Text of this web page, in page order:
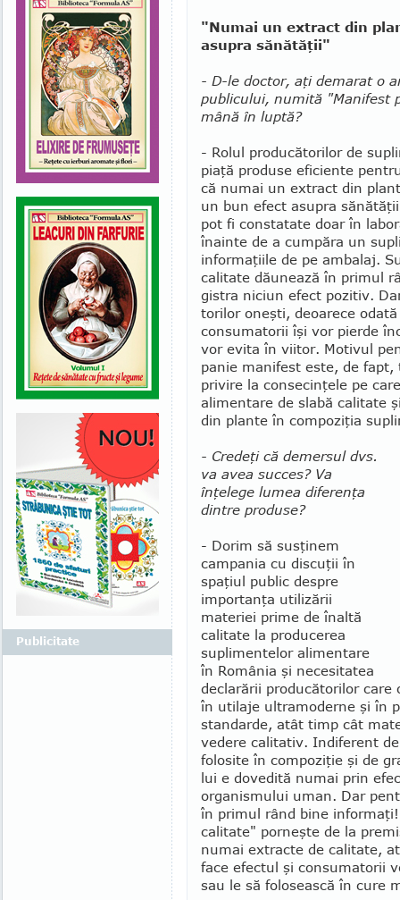
"Numai un extract din
asupra sănătăţii"
- D-le doctor, aţi demarat o
publicului, numită "Manifest
mână în luptă?
- Rolul producătorilor de
piaţă produse eficiente
că numai un extract din
un bun efect asupra
pot fi constatate doar în
înainte de a cumpăra un
informaţiile de pe ambalaj.
calitate dău­nea­ză în pri­mul
gistra niciun efect pozitiv.
torilor oneşti, deoarece
consumatorii îşi vor pierde
vor evita în viitor. Mo­tivul
panie ma­nifest este, de
privire la consecinţele pe
alimentare de slabă calitate
din plante în compoziţia
- Credeţi că demersul dvs.
va avea succes? Va
înţelege lumea diferenţa
dintre produse?
- Dorim să susţinem
campania cu discuţii în
spaţiul public despre
importanţa utilizării
materiei prime de înaltă
calitate la producerea
suplimentelor alimentare
în România şi necesitatea
declarării produ­cătorilor care
în utilaje ultramoderne şi în
standarde, atât timp cât
vedere calitativ. Indiferent
folosite în compoziţie şi de
lui e dovedită numai prin
organismului uman. Dar
în primul rând bine
calitate" porneşte de la
numai extracte de calitate,
face efectul şi consumatorii
sau le să folo­sească în cure
Publicitate